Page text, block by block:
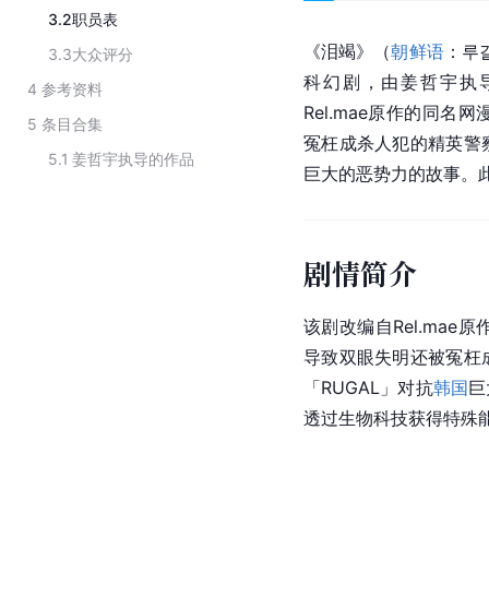
3.2职员表
3.3大众评分
4 参考资料
5 条目合集
5.1 姜哲宇执导的作品
《泪竭》（朝鲜语：루
科幻剧，由姜哲宇执
Rel.mae原作的同名网
冤枉成杀人犯的精英警
巨大的恶势力的故事
剧情简介
该剧改编自Rel.mae原
导致双眼失明还被冤枉
「RUGAL」对抗韩国
透过生物科技获得特殊